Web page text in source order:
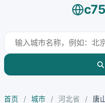
首页 / 城市 / 河北省 / 唐